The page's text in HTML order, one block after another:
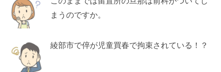
まうのですか。
綾部市で倅が児童買春で拘束されている！？